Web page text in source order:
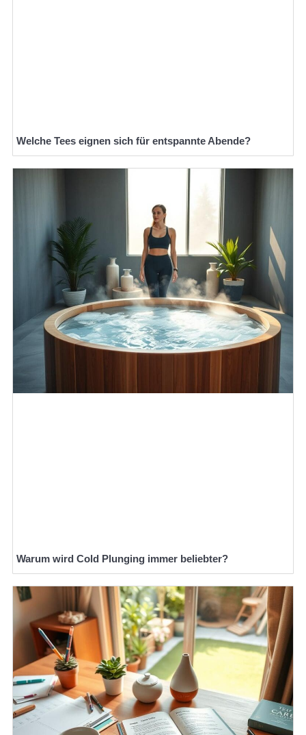
Welche Tees eignen sich für entspannte Abende?
Warum wird Cold Plunging immer beliebter?